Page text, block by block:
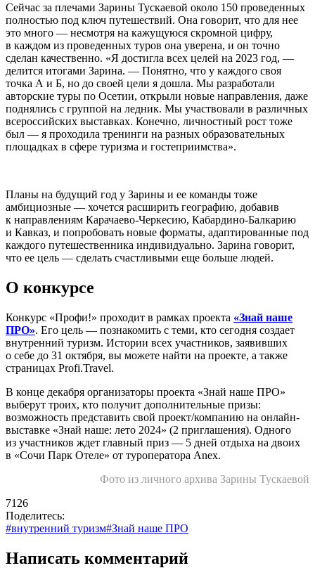
Сейчас за плечами Зарины Тускаевой около 150 проведенных
полностью под ключ путешествий. Она говорит, что для нее
это много — несмотря на кажущуюся скромной цифру,
в каждом из проведенных туров она уверена, и он точно
сделан качественно. «Я достигла всех целей на 2023 год, —
делится итогами Зарина. — Понятно, что у каждого своя
точка А и Б, но до своей цели я дошла. Мы разработали
авторские туры по Осетии, открыли новые направления, даже
поднялись с группой на ледник. Мы участвовали в различных
всероссийских выставках. Конечно, личностный рост тоже
был — я проходила тренинги на разных образовательных
площадках в сфере туризма и гостеприимства».
Планы на будущий год у Зарины и ее команды тоже
амбициозные — хочется расширить географию, добавив
к направлениям Карачаево-Черкесию, Кабардино-Балкарию
и Кавказ, и попробовать новые форматы, адаптированные под
каждого путешественника индивидуально. Зарина говорит,
что ее цель — сделать счастливыми еще больше людей.
О конкурсе
Конкурс «Профи!» проходит в рамках проекта «Знай наше
ПРО». Его цель — познакомить с теми, кто сегодня создает
внутренний туризм. Истории всех участников, заявивших
о себе до 31 октября, вы можете найти на проекте, а также
страницах Profi.Travel.
В конце декабря организаторы проекта «Знай наше ПРО»
выберут троих, кто получит дополнительные призы:
возможность представить свой проект/компанию на онлайн-
выставке «Знай наше: лето 2024» (2 приглашения). Одного
из участников ждет главный приз — 5 дней отдыха на двоих
в «Сочи Парк Отеле» от туроператора Anex.
Фото из личного архива Зарины Тускаевой
7126
Поделитесь:
#внутренний туризм#Знай наше ПРО
Написать комментарий